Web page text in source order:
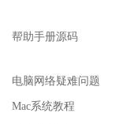
帮助手册源码
电脑网络疑难问题
Mac系统教程